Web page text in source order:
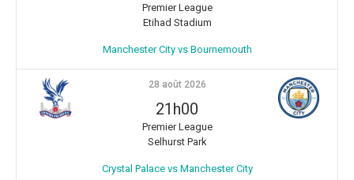
Premier League
Etihad Stadium
Manchester City vs Bournemouth
28 août 2026
21h00
Premier League
Selhurst Park
Crystal Palace vs Manchester City